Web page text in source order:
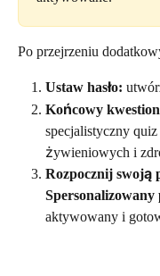
Po przejrzeniu
Ustaw hasło:
Końcowy
specjalistyczny
żywieniowych i
Rozpocznij swoją
aktywowany i